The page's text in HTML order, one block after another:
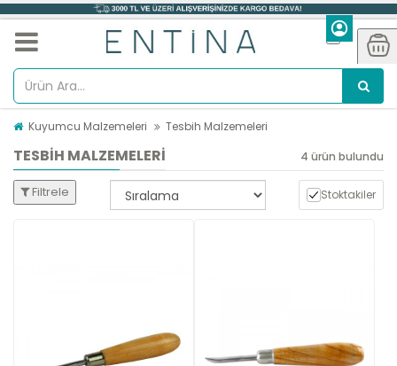
Kuyumcu Malzemeleri Tesbih Malzemeleri
TESBIH MALZEMELERI 4 ürün bulundu
Filtrele Stoktakiler